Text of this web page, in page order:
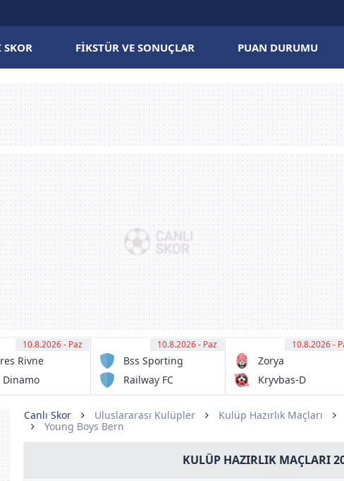
SKOR FIKSTÜR VE SONUÇLAR PUAN DURUMU
12:00
10.8.2026 - Paz
Rivne
Dinamo
12:30
10.8.2026 - Paz
Bss Sporting
Club
Railway FC
13:00
10.8.2026 -
Zorya
Lugansk
Kryvbas-D
Canlı Skor Uluslararası Kulüpler Kulüp Hazırlık Maçları
Young Boys Bern
KULÜP HAZIRLIK MAÇLARI